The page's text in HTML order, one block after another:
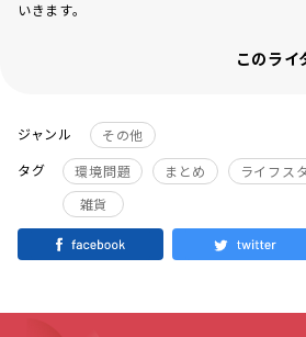
いきます。
このライ
ジャンル
その他
タグ
環境問題 まとめ
ライフス
雑貨